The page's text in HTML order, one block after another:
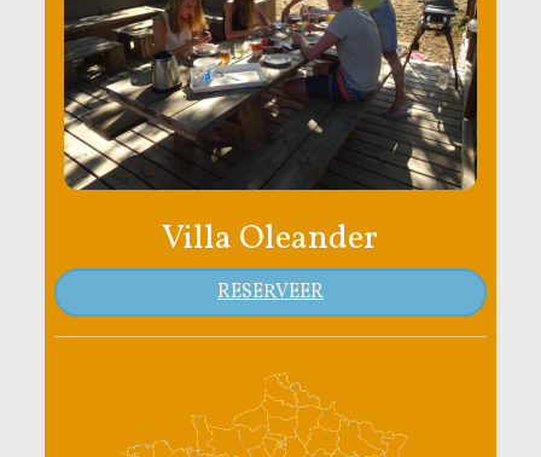
Villa Oleander
RESERVEER